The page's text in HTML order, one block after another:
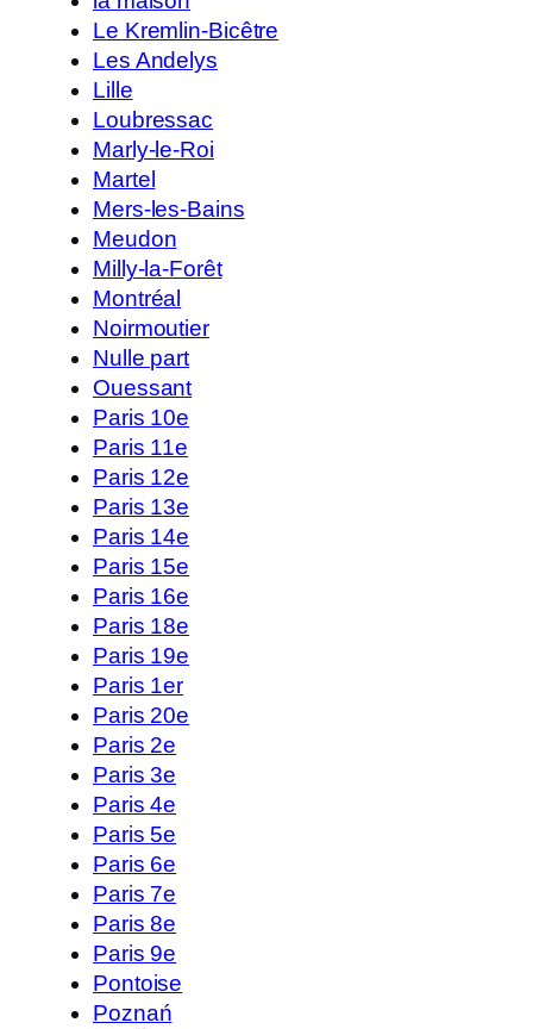
Le Kremlin-Bicêtre
Les Andelys
Lille
Loubressac
Marly-le-Roi
Martel
Mers-les-Bains
Meudon
Milly-la-Forêt
Montréal
Noirmoutier
Nulle part
Ouessant
Paris 10e
Paris 11e
Paris 12e
Paris 13e
Paris 14e
Paris 15e
Paris 16e
Paris 18e
Paris 19e
Paris 1er
Paris 20e
Paris 2e
Paris 3e
Paris 4e
Paris 5e
Paris 6e
Paris 7e
Paris 8e
Paris 9e
Pontoise
Poznań